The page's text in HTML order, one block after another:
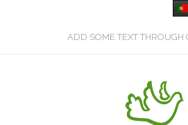
ADD SOME TEXT THROUGH